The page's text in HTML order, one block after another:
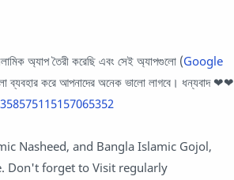
অ্যাপ তৈরী করেছি এবং সেই অ্যাপগুলো (Google
ব্যবহার করে আপনাদের অনেক ভালো লাগবে। ধন্যবাদ ❤❤
Nasheed, and Bangla Islamic Gojol,
Don't forget to Visit regularly